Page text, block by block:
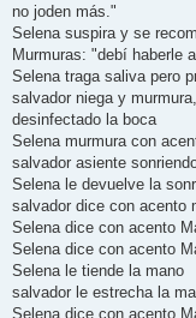
no joden más."
Selena suspira y se
Murmuras: "debí haberle
Selena traga saliva pero
salvador niega y
desinfectado la boca
Selena murmura con
salvador asiente
Selena le devuelve la
salvador dice con acento
Selena dice con acento
Selena dice con acento
Selena le tiende la mano
salvador le estrecha la
Selena dice con acento